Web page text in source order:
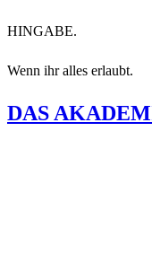
HINGABE.
Wenn ihr alles erlaubt.
DAS